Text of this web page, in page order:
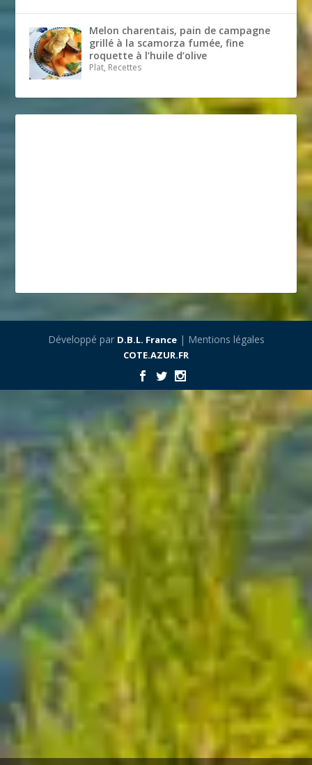
Melon charentais, pain de campagne
grillé à la scamorza fumée, fine
roquette à l’huile d’olive
Plat, Recettes
Développé par D.B.L. France| Mentions légales
COTE.AZUR.FR